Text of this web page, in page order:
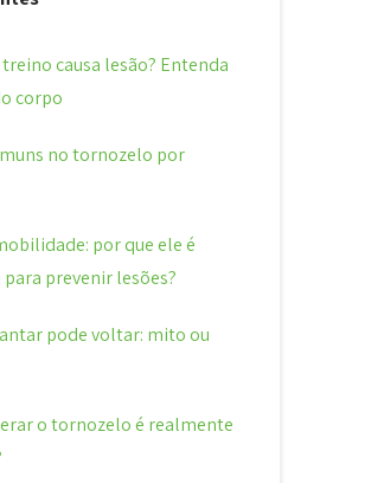
treino causa lesão? Entenda
corpo
no tornozelo por
por que ele é
prevenir lesões?
pode voltar: mito ou
o tornozelo é realmente